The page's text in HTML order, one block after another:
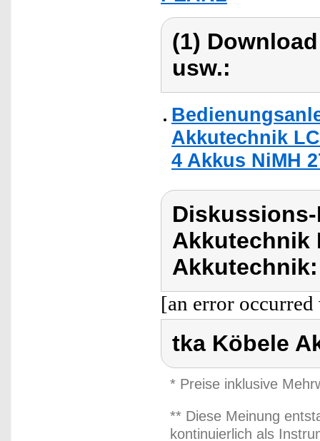
(1)
usw.:
Akkutechnik
4 Akkus NiMH
Akkutechnik
Akkutechnik:
[an error
tka Köbele
* Preise inklusive
** Diese Meinung
kontinuierlich als